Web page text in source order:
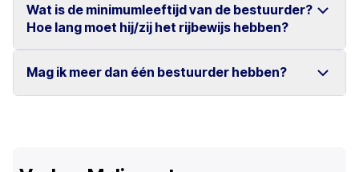
Alle bestuurders moeten een geldigrijbewijs hebben
dat minimaal 2 jaar geldig is.
Rijbewijzen uit EU, VS, VK, Zwitserland, Australië,
Wat is de minimumleeftijd van de bestuurder?
Hoe lang moet hij/zij het rijbewijs hebben?
De bestuurder moet23 jaar of ouderzijn en
Mag ik meer dan één bestuurder hebben?